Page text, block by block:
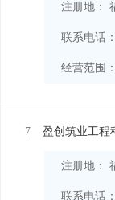
注册地：
联系电话
经营范围：
7 盈创筑业工程
注册地：
联系电话